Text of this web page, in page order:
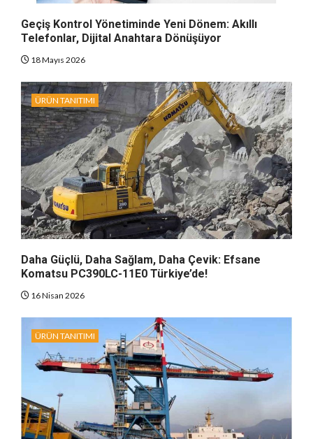
Geçiş Kontrol Yönetiminde Yeni Dönem: Akıllı
Telefonlar, Dijital Anahtara Dönüşüyor
18 Mayıs 2026
ÜRÜN TANITIMI
Daha Güçlü, Daha Sağlam, Daha Çevik: Efsane
Komatsu PC390LC-11E0 Türkiye’de!
16 Nisan 2026
ÜRÜN TANITIMI